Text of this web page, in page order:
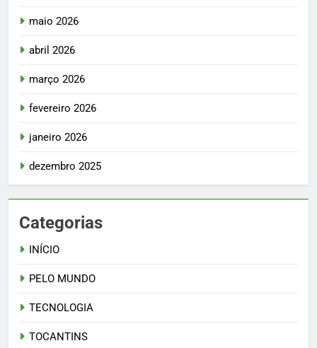
maio 2026
abril 2026
março 2026
fevereiro 2026
janeiro 2026
dezembro 2025
Categorias
INÍCIO
PELO MUNDO
TECNOLOGIA
TOCANTINS